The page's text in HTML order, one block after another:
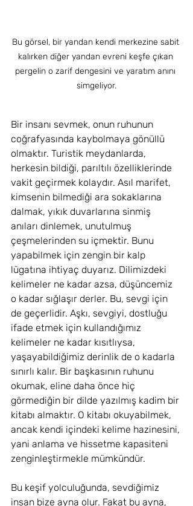
Bu görsel, bir yandan kendi merkezine sabit
kalırken diğer yandan evreni keşfe çıkan
pergelin o zarif dengesini ve yaratım anını
simgeliyor.
Bir insanı sevmek, onun ruhunun
coğrafyasında kaybolmaya gönüllü
olmaktır. Turistik meydanlarda,
herkesin bildiği, parıltılı özelliklerinde
vakit geçirmek kolaydır. Asıl marifet,
kimsenin bilmediği ara sokaklarına
dalmak, yıkık duvarlarına sinmiş
anıları dinlemek, unutulmuş
çeşmelerinden su içmektir. Bunu
yapabilmek için zengin bir kalp
lügatına ihtiyaç duyarız. Dilimizdeki
kelimeler ne kadar azsa, düşüncemiz
o kadar sığlaşır derler. Bu, sevgi için
de geçerlidir. Aşkı, sevgiyi, dostluğu
ifade etmek için kullandığımız
kelimeler ne kadar kısıtlıysa,
yaşayabildiğimiz derinlik de o kadarla
sınırlı kalır. Bir başkasının ruhunu
okumak, eline daha önce hiç
görmediğin bir dilde yazılmış kadim bir
kitabı almaktır. O kitabı okuyabilmek,
ancak kendi içindeki kelime hazinesini,
yani anlama ve hissetme kapasiteni
zenginleştirmekle mümkündür.
Bu keşif yolculuğunda, sevdiğimiz
insan bize ayna olur. Fakat bu ayna,